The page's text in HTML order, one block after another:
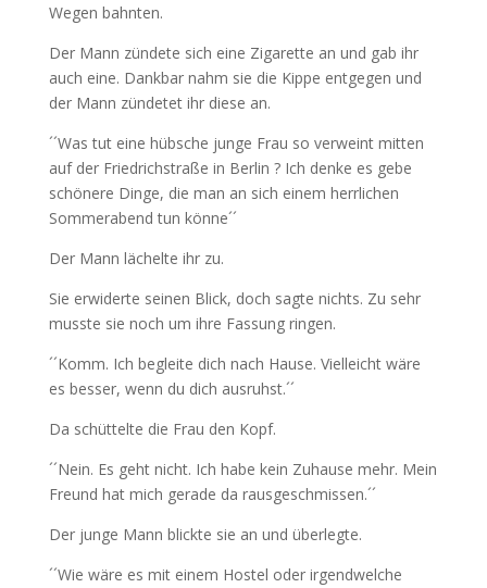
Wegen bahnten.
Der Mann zündete sich eine Zigarette an und gab ihr
auch eine. Dankbar nahm sie die Kippe entgegen und
der Mann zündetet ihr diese an.
´´Was tut eine hübsche junge Frau so verweint mitten
auf der Friedrichstraße in Berlin ? Ich denke es gebe
schönere Dinge, die man an sich einem herrlichen
Sommerabend tun könne´´
Der Mann lächelte ihr zu.
Sie erwiderte seinen Blick, doch sagte nichts. Zu sehr
musste sie noch um ihre Fassung ringen.
´´Komm. Ich begleite dich nach Hause. Vielleicht wäre
es besser, wenn du dich ausruhst.´´
Da schüttelte die Frau den Kopf.
´´Nein. Es geht nicht. Ich habe kein Zuhause mehr. Mein
Freund hat mich gerade da rausgeschmissen.´´
Der junge Mann blickte sie an und überlegte.
´´Wie wäre es mit einem Hostel oder irgendwelche